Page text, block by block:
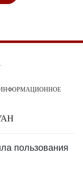
ИНФОРМАЦИОННОЕ
пользования